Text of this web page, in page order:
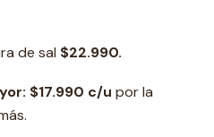
de sal $22.990.
$17.990 c/u por la